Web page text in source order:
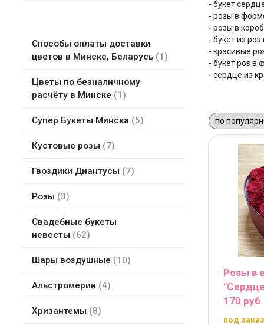
Способы оплаты доставки
цветов в Минске, Беларусь
1
Цветы по безналичному
расчёту в Минске
1
Супер Букеты Минска 5
Кустовые розы 7
Гвоздики Диантусы 7
Розы 3
Свадебные букеты
невесты
62
Шары воздушные 10
Альстромерии 4
Хризантемы 8
- букет
- розы в
- розы в
- букет из
- красивые
- букет роз в
- сердце из
Розы в
170 руб
под заказ